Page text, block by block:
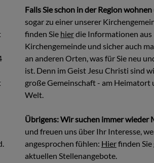
Falls Sie schon in der Region wohnen
sogar zu einer unserer
finden Sie hierdie Informationen aus
Kirchengemeinde und sicher auch
an anderen Orten, was für Sie neu
ist. Denn im Geist Jesu Christi sind
große Gemeinschaft - am Heimatort
Welt.
Übrigens: Wir suchen immer wieder
und freuen uns über Ihr Interesse,
angesprochen fühlen: Hierfinden Sie
aktuellen Stellenangebote.